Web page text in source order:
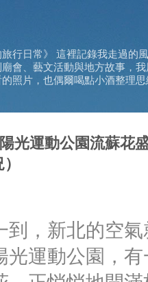
旅行日常》 這裡記錄我走過
會、藝文活動與地方故事，
照片，也偶爾喝點小酒整理
光運動公園流蘇花
到，新北的空
光運動公園，